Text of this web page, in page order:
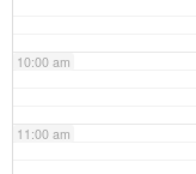
10:00 am
11:00 am